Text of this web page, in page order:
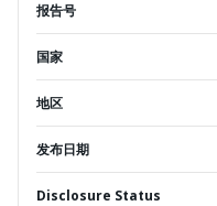
报告号
国家
地区
发布日期
Disclosure Status